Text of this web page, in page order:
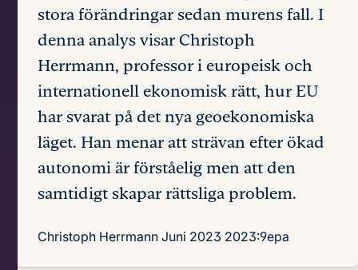
stora förändringar sedan murens fall. I
denna analys visar Christoph
Herrmann, professor i europeisk och
internationell ekonomisk rätt, hur EU
har svarat på det nya geoekonomiska
läget. Han menar att strävan efter ökad
autonomi är förståelig men att den
samtidigt skapar rättsliga problem.
Christoph Herrmann Juni 2023 2023:9epa